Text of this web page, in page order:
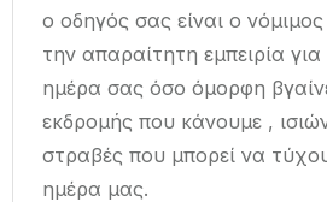
ο οδηγός σας είναι ο
την απαραίτητη εμπειρία
ημέρα σας όσο όμορφη
εκδρομής που κάνουμε ,
στραβές που μπορεί να
ημέρα μας.